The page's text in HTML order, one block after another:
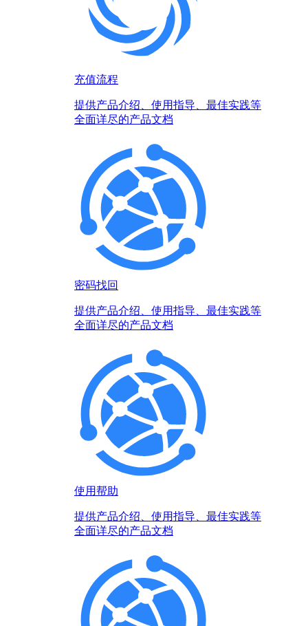
充值流程
提供产品介绍、使用指导、最佳实践等
全面详尽的产品文档
密码找回
提供产品介绍、使用指导、最佳实践等
全面详尽的产品文档
使用帮助
提供产品介绍、使用指导、最佳实践等
全面详尽的产品文档